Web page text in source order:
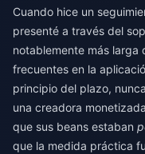
Cuando hice un
presenté a través del
notablemente más larga
frecuentes en la
principio del plazo,
una creadora
que sus beans estaban
que la medida práctica